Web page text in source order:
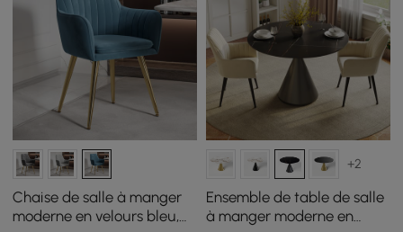
Chaise de salle à manger
moderne en velours bleu,
+2
Ensemble de table de salle
à manger moderne en